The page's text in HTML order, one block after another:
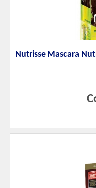
Nutrisse Mascara